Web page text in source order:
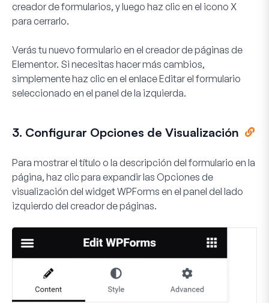
creador de formularios, y luego haz clic en el icono X
para cerrarlo.
Verás tu nuevo formulario en el creador de páginas de
Elementor. Si necesitas hacer más cambios,
simplemente haz clic en el enlaceEditar el formulario
seleccionado en el panel de la izquierda.
3. Configurar Opciones de Visualización
Para mostrar el título o la descripción del formulario en la
página, haz clic para expandir las Opciones de
visualización del widget WPForms en el panel del lado
izquierdo del creador de páginas.